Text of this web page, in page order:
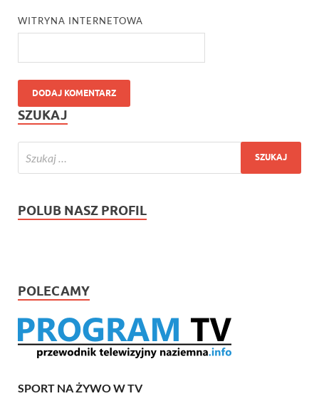
WITRYNA INTERNETOWA
SZUKAJ
POLUB NASZ PROFIL
POLECAMY
SPORT NA ŻYWO W TV